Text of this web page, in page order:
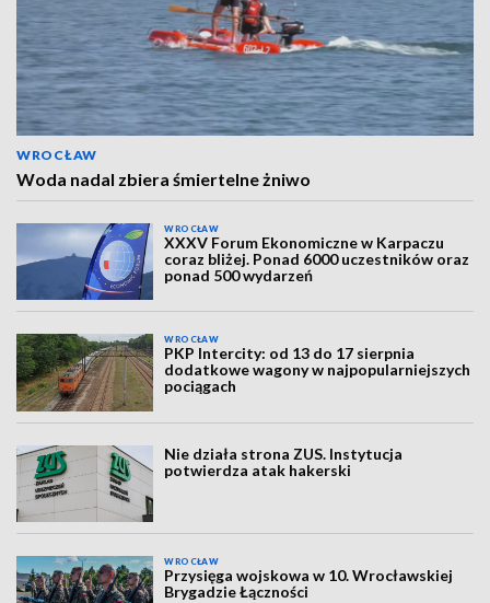
WROCŁAW
Woda nadal zbiera śmiertelne żniwo
WROCŁAW
XXXV Forum Ekonomiczne w Karpaczu
coraz bliżej. Ponad 6000 uczestników oraz
ponad 500 wydarzeń
WROCŁAW
PKP Intercity: od 13 do 17 sierpnia
dodatkowe wagony w najpopularniejszych
pociągach
Nie działa strona ZUS. Instytucja
potwierdza atak hakerski
WROCŁAW
Przysięga wojskowa w 10. Wrocławskiej
Brygadzie Łączności